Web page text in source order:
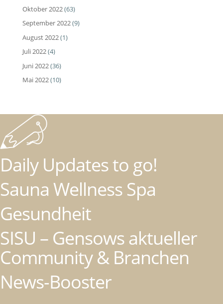
Oktober 2022(63)
September 2022(9)
August 2022(1)
Juli 2022(4)
Juni 2022(36)
Mai 2022(10)
Daily Updates to go!
Sauna Wellness Spa
Gesundheit
SISU – Gensows aktueller
Community & Branchen
News-Booster